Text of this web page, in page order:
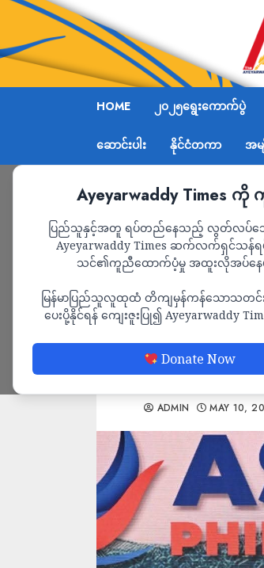
HOME ၂၀၂၅ရွေးကောက်ပွဲ
ဆောင်းပါး နိုင်ငံတကာ အမ
Ayeyarwaddy Times ကို
ပြည်သူနှင့်အတူ ရပ်တည်နေသည့် လွတ်လပ်သေ
Ayeyarwaddy Times ဆက်လက်ရှင်သန်
သင်၏ကူညီထောက်ပံ့မှု အထူးလိုအပ်နေ
မြန်မာပြည်သူလူထုထံ တိကျမှန်ကန်သောသတင်
ပေးပို့နိုင်ရန် ကျေးဇူးပြု၍ Ayeyarwaddy
Donate Now
Home အာဆီယံထိပ်သီးအစည်း
နိုင်ငံရေး သတင်း
အာဆီယံထိ
စွမ်းအင်ဖ
အကောင်
ADMIN MAY 10,